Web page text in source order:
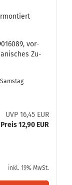
vor­
Zu­
UVP 16,45 EUR
12,90 EUR
inkl. 19% MwSt.